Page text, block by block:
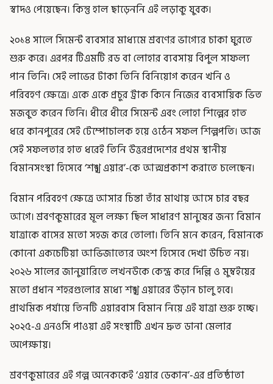
স্বাদও পেয়েছেন। কিন্তু হাল ছাড়েননি এই লড়াকু যুবক।
২০১৪ সালে সিমেন্ট ব্যবসার মাধ্যমে শ্রবণের ভাগ্যের চাকা ঘুরতে
শুরু করে। এরপর টিএমটি রড বা লোহার ব্যবসায় বিপুল সাফল্য
পান তিনি। সেই লাভের টাকা তিনি বিনিয়োগ করেন খনি ও
পরিবহণ ক্ষেত্রে। একে একে প্রচুর ট্রাক কিনে নিজের ব্যবসায়িক ভিত
মজবুত করেন তিনি। ধীরে ধীরে সিমেন্ট এবং লোহা শিল্পের হাত
ধরে কানপুরের সেই টেম্পোচালক হয়ে ওঠেন সফল শিল্পপতি। আজ
সেই সফলতার হাত ধরেই তিনি উত্তরপ্রদেশের প্রথম স্থানীয়
বিমানসংস্থা হিসেবে ‘শঙ্খ এয়ার’-কে আত্মপ্রকাশ করাতে চলেছেন।
বিমান পরিবহণ ক্ষেত্রে আসার চিন্তা তাঁর মাথায় আসে চার বছর
আগে। শ্রবণকুমারের মূল লক্ষ্য ছিল সাধারণ মানুষের জন্য বিমান
যাত্রাকে বাসের মতো সহজ করে তোলা। তিনি মনে করেন, বিমানকে
কোনো একচেটিয়া আভিজাত্যের অংশ হিসেবে দেখা উচিত নয়।
২০২৬ সালের জানুয়ারিতে লখনউকে কেন্দ্র করে দিল্লি ও মুম্বইয়ের
মতো প্রধান শহরগুলোর মধ্যে শঙ্খ এয়ারের উড়ান চালু হবে।
প্রাথমিক পর্যায়ে তিনটি এয়ারবাস বিমান নিয়ে এই যাত্রা শুরু হচ্ছে।
২০২৫-এ এনওসি পাওয়া এই সংস্থাটি এখন দ্রুত ডানা মেলার
অপেক্ষায়।
শ্রবণকুমারের এই গল্প অনেককেই ‘এয়ার ডেকান’-এর প্রতিষ্ঠাতা